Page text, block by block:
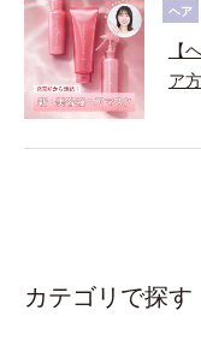
ヘア
【
ア
カテゴリで探す